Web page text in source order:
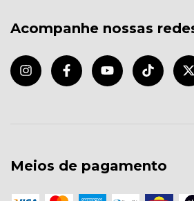
Acompanhe nossas
Meios de pagamento